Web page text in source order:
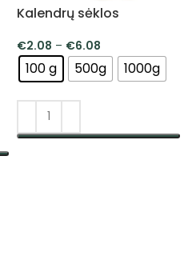
Kalendrų sėklos
€2.08 – €6.08
100 g 500g 1000g